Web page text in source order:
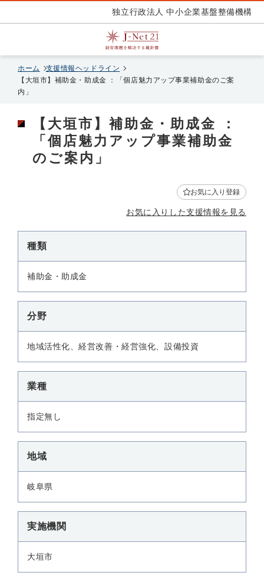
独立行政法人 中小企業基盤整備機構
ホーム
支援情報ヘッドライン
【大垣市】補助金・助成金 ：「個店魅力アップ事業補助金のご案
内」
【大垣市】補助金・助成金 ：
「個店魅力アップ事業補助金
のご案内」
お気に入り登録
お気に入りした支援情報を見る
種類
補助金・助成金
分野
地域活性化、経営改善・経営強化、設備投資
業種
指定無し
地域
岐阜県
実施機関
大垣市